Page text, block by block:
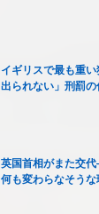
イギリスで最も重
出られない」刑罰の
英国首相がまた交
何も変わらなそうな